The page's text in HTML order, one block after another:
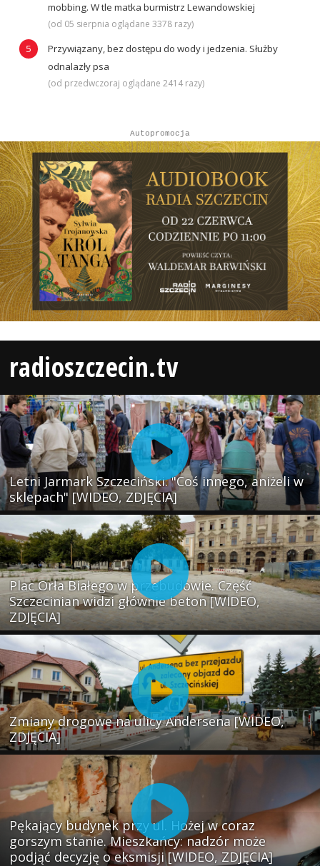
mobbing. W tle matka burmistrz Lewandowskiej
(od 05 sierpnia oglądane 3378 razy)
Przywiązany, bez dostępu do wody i jedzenia. Służby
odnalazły psa
(od przedwczoraj oglądane 2414 razy)
Autopromocja
radioszczecin.tv
Letni Jarmark Szczeciński. "Coś innego, aniżeli w
sklepach" [WIDEO, ZDJĘCIA]
Plac Orła Białego w przebudowie. Część
Szczecinian widzi głównie beton [WIDEO,
ZDJĘCIA]
Zmiany drogowe na ulicy Andersena [WIDEO,
ZDJĘCIA]
Pękający budynek przy ul. Hożej w coraz
gorszym stanie. Mieszkańcy: nadzór może
podjąć decyzję o eksmisji [WIDEO, ZDJĘCIA]